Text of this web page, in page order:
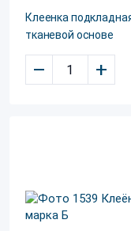
Клеенка
тканевой основе
– +